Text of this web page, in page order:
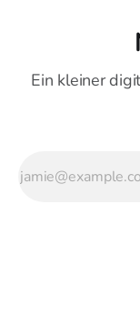
Ein kleiner